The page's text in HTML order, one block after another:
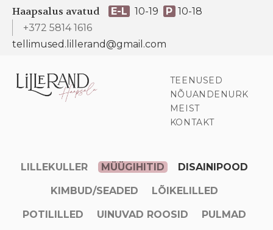
Haapsalus avatud E-L 10-19 P 10-18
+372 5814 1616
tellimused.lillerand@gmail.com
TEENUSED
NÕUANDENURK
MEIST
KONTAKT
LILLEKULLER MÜÜGIHITID DISAINIPOOD
KIMBUD/SEADED LÕIKELILLED
POTILILLED UINUVAD ROOSID PULMAD